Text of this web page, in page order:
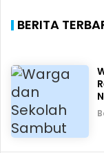
BERITA